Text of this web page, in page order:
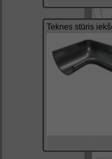
Teknes stūris